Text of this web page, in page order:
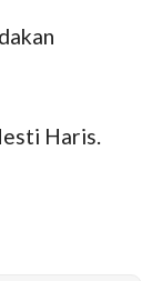
Haris.